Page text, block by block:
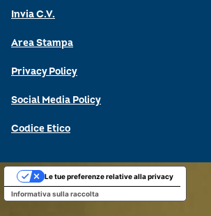
Invia C.V.
Area Stampa
Privacy Policy
Social Media Policy
Codice Etico
Informativa sulla raccolta
Le tue preferenze relative alla privacy